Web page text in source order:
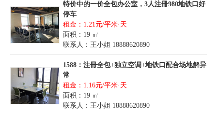
特价中的一价全包办公室，3人注冊980地铁口好
停车
租金：1.21元/平米·天
面积：19 ㎡
联系人：王小姐 18888620890
1588：注冊全包+独立空调+地铁口配合场地解异
常
租金：1.16元/平米·天
面积：19 ㎡
联系人：王小姐 18888620890